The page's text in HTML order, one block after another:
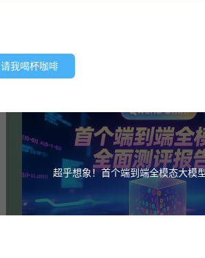
请我喝杯咖啡
超乎想象！首个端到端全模态大模